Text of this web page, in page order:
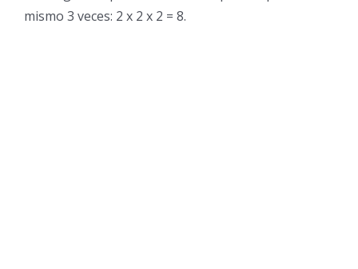
mismo 3 veces: 2 x 2 x 2 = 8.